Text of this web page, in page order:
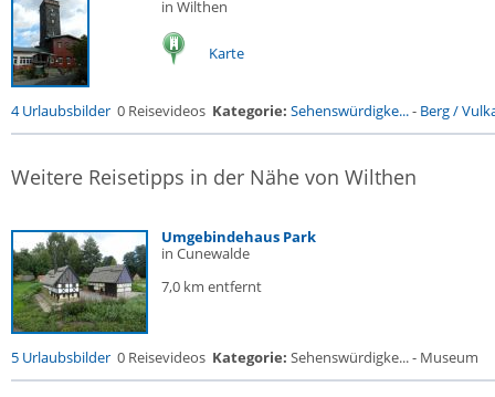
in Wilthen
Karte
4 Urlaubsbilder 0 Reisevideos Kategorie: Sehenswürdigke...- Berg /
Weitere Reisetipps in der Nähe von Wilthen
Umgebindehaus Park
in Cunewalde
7,0 km entfernt
5 Urlaubsbilder 0 Reisevideos Kategorie: Sehenswürdigke... - Museum